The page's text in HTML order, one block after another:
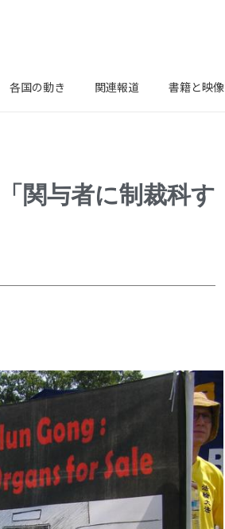
各国の動き 関連報道 書籍と映像
関与者に制裁科す